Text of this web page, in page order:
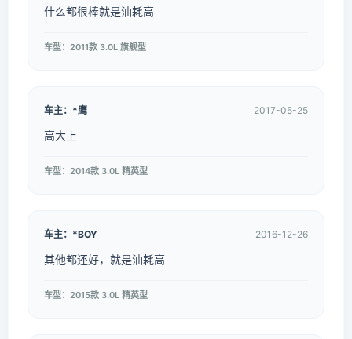
什么都很棒就是油耗高
车型：2011款 3.0L 旗舰型
车主：*鹰 2017-05-25
高大上
车型：2014款 3.0L 精英型
车主：*BOY 2016-12-26
其他都还好，就是油耗高
车型：2015款 3.0L 精英型